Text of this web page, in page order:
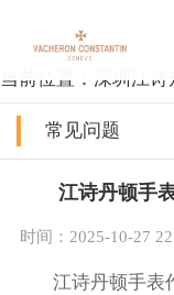
当前位置： 深圳江诗
常见问题
江诗丹顿手
时间：2025-10-27
江诗丹顿手表作